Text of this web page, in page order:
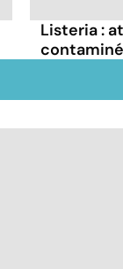
Listeria :
contaminé